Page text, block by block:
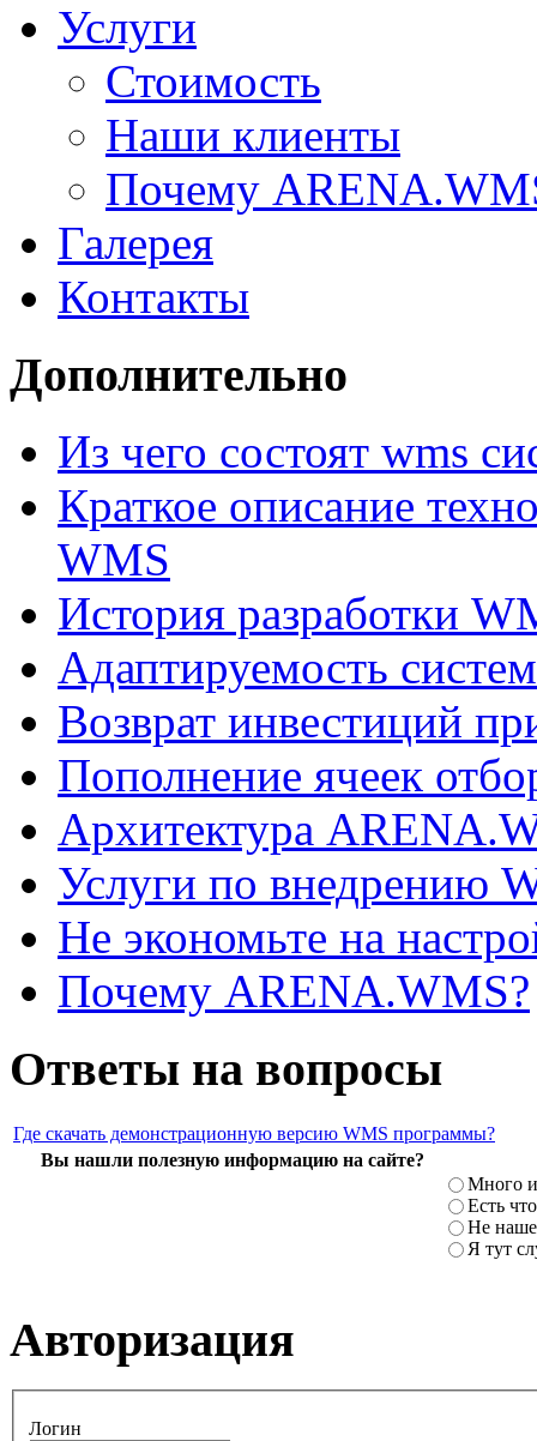
Услуги
Стоимость
Наши клиенты
Почему
Галерея
Контакты
Дополнительно
Из чего состоят wms
Краткое описание
WMS
История разработки
Адаптируемость
Возврат инвестиций
Пополнение ячеек
Архитектура
Услуги по внедрению
Не экономьте на
Почему ARENA.WMS?
Ответы на вопросы
Где скачать демонстрационную версию WMS программы?
Вы нашли полезную информацию на сайте?
Много
Есть
Не
Я тут
Авторизация
Логин